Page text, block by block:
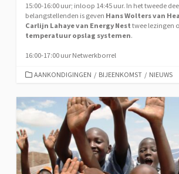
15:00-16:00 uur; inloop 14:45 uur. In het tweede
belangstellenden is geven Hans Wolters van
Carlijn Lahaye van Energy Nest twee lezingen
temperatuur opslag systemen.
16:00-17:00 uur Netwerkborrel
CATEGORIEËN
AANKONDIGINGEN / BIJEENKOMST / NIEUWS